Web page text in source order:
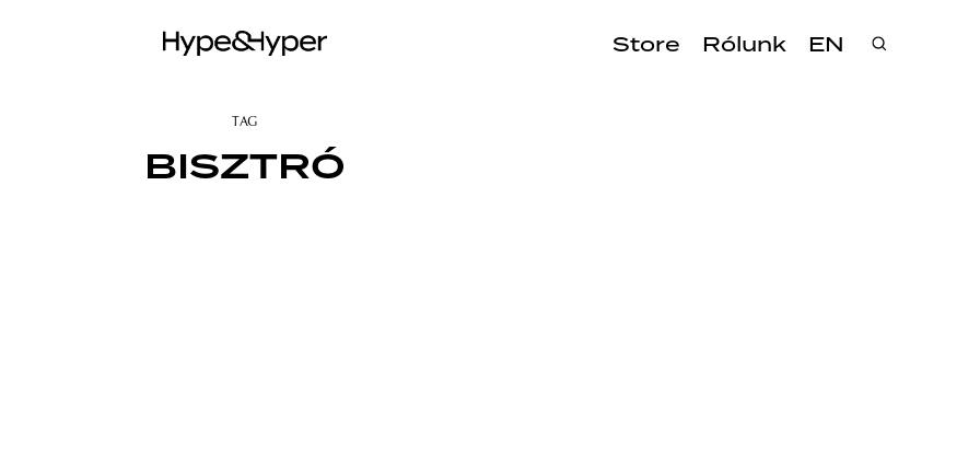
Store Rólunk EN
TAG
BISZTRÓ